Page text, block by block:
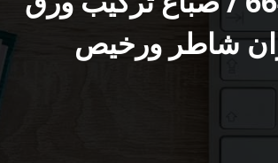
شاطر ورخيص